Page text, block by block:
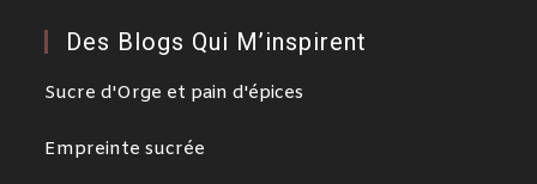
Des Blogs Qui M’inspirent
Sucre d'Orge et pain d'épices
Empreinte sucrée